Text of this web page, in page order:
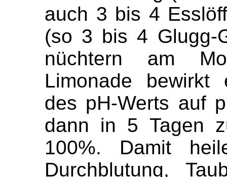
auch 3 bis 4
(so 3 bis 4 Glugg-
nüchtern am
Limonade bewirkt
des pH-Werts auf
dann in 5 Tagen
100%. Damit
Durchblutung,